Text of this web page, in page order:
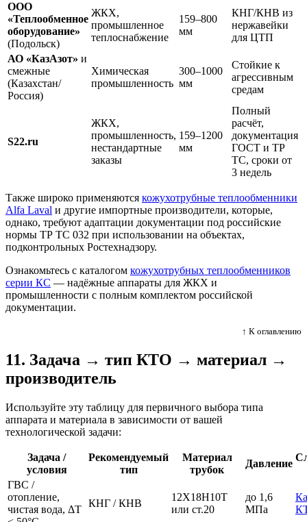
ООО
«Теплообменное
оборудование»
(Подольск)
ЖКХ,
промышленное
теплоснабжение
159–800
мм
КНГ/КНВ из
нержавейки
для ЦТП
АО «КазАзот» и
смежные
(Казахстан/
Россия)
Химическая
промышленность
300–1000
мм
Стойкие к
агрессивным
средам
S22.ru
ЖКХ,
промышленность,
нестандартные
заказы
159–1200
мм
Полный
расчёт,
документация
ГОСТ и ТР
ТС, сроки от
3 недель
Также широко применяются кожухотрубные теплообменники
Alfa Laval и другие импортные производители, которые,
однако, требуют адаптации документации под российские
нормы ТР ТС 032 при использовании на объектах,
подконтрольных Ростехнадзору.
Ознакомьтесь с каталогом кожухотрубных теплообменников
серии КС — надёжные аппараты для ЖКХ и
промышленности с полным комплектом российской
документации.
↑ К оглавлению
11. Задача → тип КТО → материал →
производитель
Используйте эту таблицу для первичного выбора типа
аппарата и материала в зависимости от вашей
технологической задачи:
Задача /
условия
Рекомендуемый
тип
Материал
трубок
Давление
ГВС /
отопление,
чистая вода, ΔT
КНГ / КНВ
12Х18Н10Т
или ст.20
до 1,6
МПа